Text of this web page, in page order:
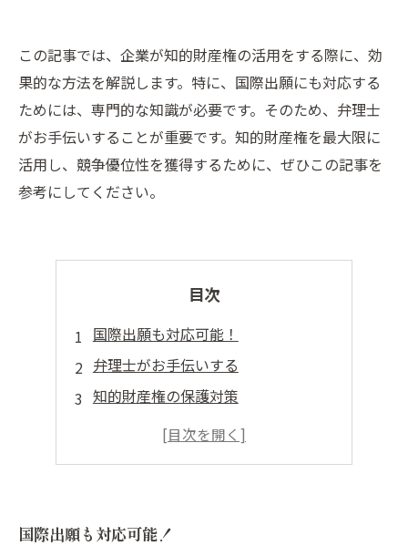
この記事では、企業が知的財産権の活用をする際に、効
果的な方法を解説します。特に、国際出願にも対応する
ためには、専門的な知識が必要です。そのため、弁理士
がお手伝いすることが重要です。知的財産権を最大限に
活用し、競争優位性を獲得するために、ぜひこの記事を
参考にしてください。
目次
国際出願も対応可能！
弁理士がお手伝いする
知的財産権の保護対策
知的財産権の活用方法
国際出願も対応可能！